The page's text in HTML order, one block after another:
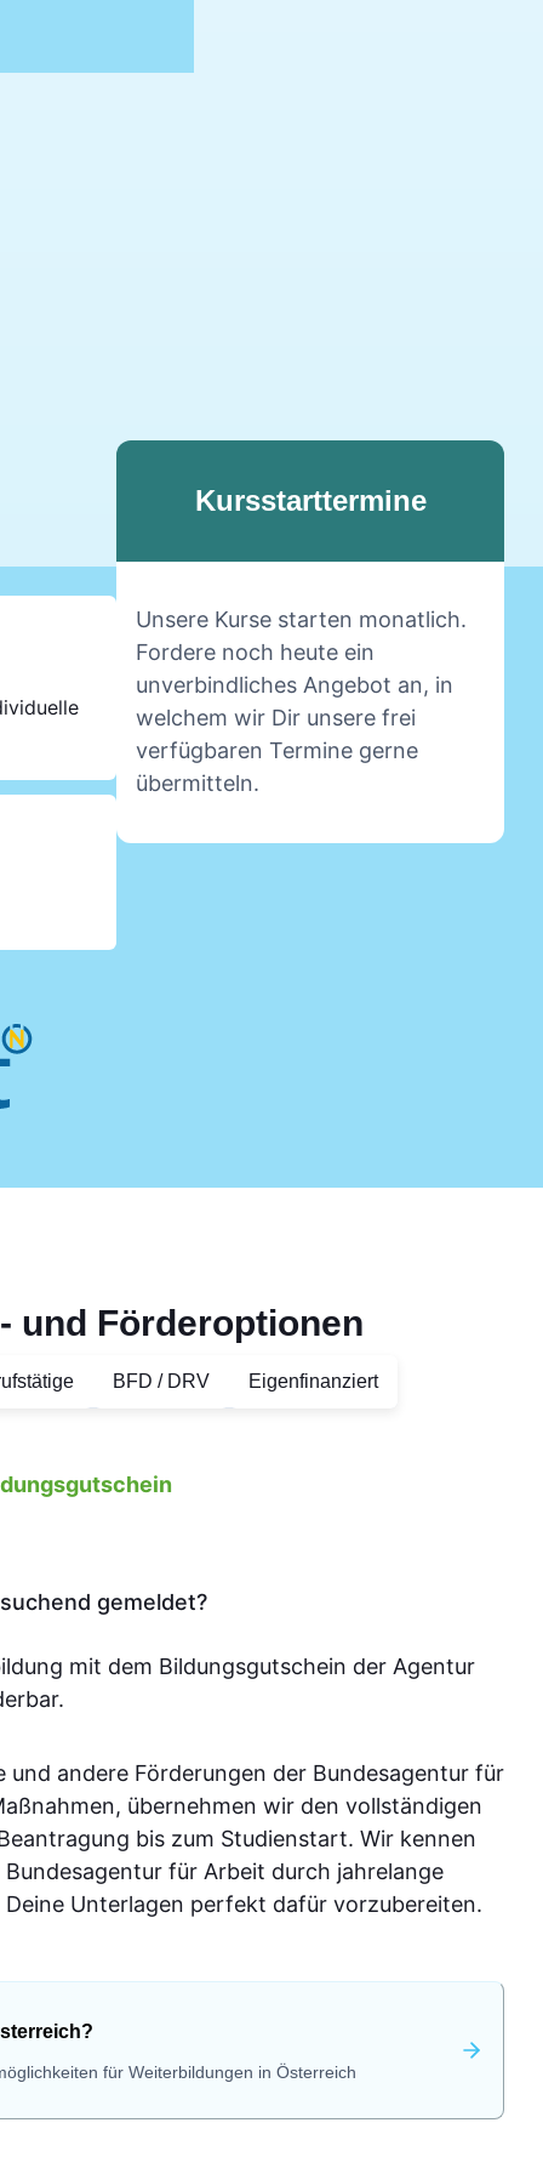
Kursstarttermine
Unsere Kurse starten monatlich.
Fordere noch heute ein
unverbindliches Angebot an, in
welchem wir Dir unsere frei
verfügbaren Termine gerne
übermitteln.
und Förderoptionen
BFD / DRV Eigenfinanziert
gemeldet?
mit dem Bildungsgutschein der Agentur
und andere Förderungen der Bundesagentur für
übernehmen wir den vollständigen
bis zum Studienstart. Wir kennen
für Arbeit durch jahrelange
Unterlagen perfekt dafür vorzubereiten.
für Weiterbildungen in Österreich